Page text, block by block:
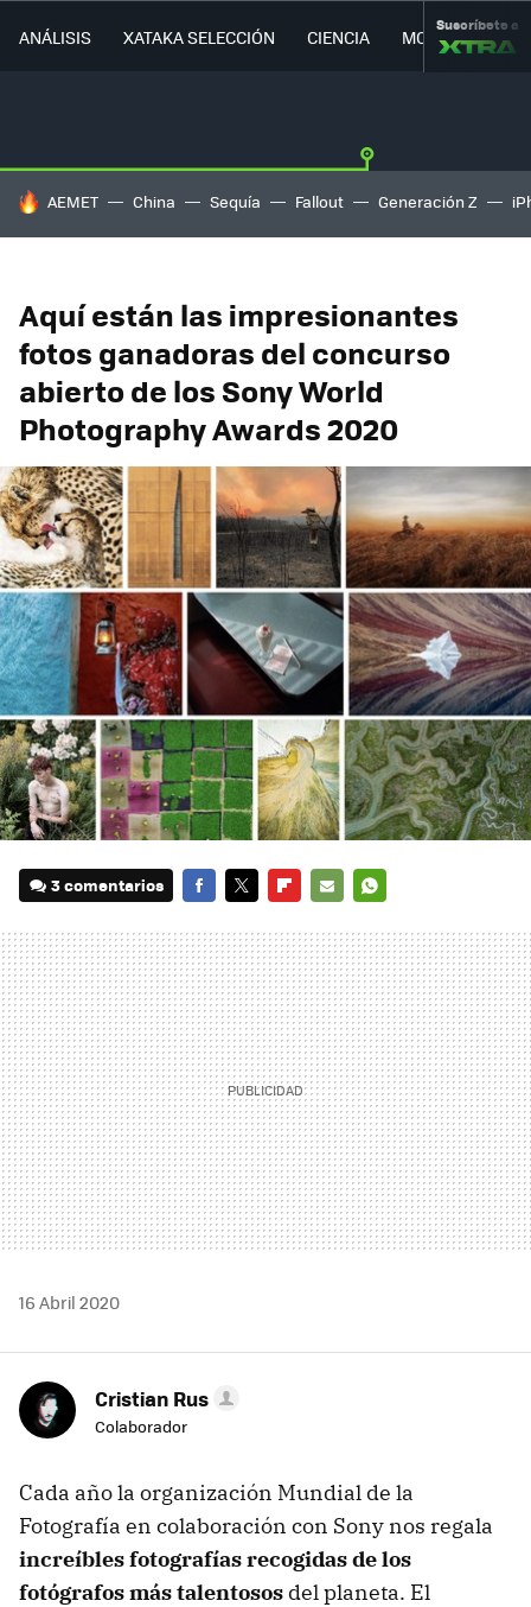
ANÁLISIS XATAKA SELECCIÓN CIENCIA MOVILIDAD
Suscríbete a
HOY SE HABLA DE
AEMET China Sequía Fallout Generación Z
Aquí están las impresionantes
fotos ganadoras del concurso
abierto de los Sony World
Photography Awards 2020
3 comentarios
MAIL
16 Abril 2020
Cristian Rus
Colaborador
Cada año la organización Mundial de la
Fotografía en colaboración con Sony nos regala
increíbles fotografías recogidas de los
fotógrafos más talentosos del planeta. El